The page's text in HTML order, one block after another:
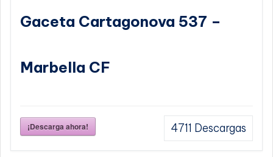
Gaceta Cartagonova 537 –
Marbella CF
¡Descarga ahora! 4711 Descargas